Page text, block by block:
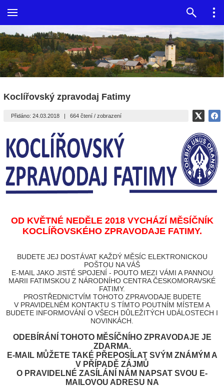
Koclířovský zpravodaj Fatimy
Přidáno: 24.03.2018 | 664 čtení / zobrazení
OD KVĚTNÉ NEDĚLE 2018 VYCHÁZÍ MĚSÍČNÍK
KOCLÍŘOVSKÉHO ZPRAVODAJE FATIMY.
BUDETE JEJ DOSTÁVAT KAŽDÝ MĚSÍC ELEKTRONICKOU
POŠTOU NA VÁŠ
E-MAIL JAKO JISTÉ SPOJENÍ - POUTO MEZI VÁMI A PANNOU
MARII FATIMSKOU Z NÁRODNÍHO CENTRA ČESKOMORAVSKÉ
FATIMY.
PROSTŘEDNICTVÍM TOHOTO ZPRAVODAJE BUDETE
V PRAVIDELNÉM KONTAKTU S TÍMTO POUTNÍM MÍSTEM A
BUDETE INFORMOVÁNÍ O VŠECH DŮLEŽITÝCH UDÁLOSTECH I
NOVINKÁCH.
ODEBÍRÁNÍ TOHOTO MĚSÍČNÍHO ZPRAVODAJE JE
ZDARMA.
E-MAIL MŮŽETE TAKÉ PŘEPOSÍLAT SVÝM ZNÁMÝM A
V PŘÍPADĚ ZÁJMŮ
O PRAVIDELNÉ ZASÍLÁNÍ NÁM NAPSAT SVOU E-
MAILOVOU ADRESU NA